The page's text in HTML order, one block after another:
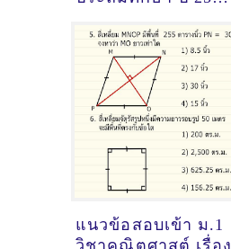
แนวข้อสอบเข้า ม.1
วิชาคณิตศาสต์ เรื่อง